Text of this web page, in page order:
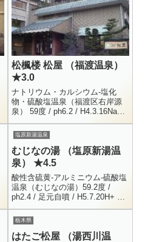
松楓楼 松屋 （福渡温泉）
★3.0
ナトリウム・カルシウム-塩化
物・硫酸塩温泉（福渡区右岸源
泉） 59度 / ph6.2 / H4.3.16Na+
= 272.6 / K+ = 19.8 / Ca++ =
65.7 ...
塩原新湯温泉
むじなの湯 （塩原新湯温
泉） ★4.5
酸性含硫黄-アルミニウム-硫酸塩
温泉（むじなの湯）59.2度 /
ph2.4 / 足元自噴 / H5.7.20H+ = 4
/ Na+ = 40.8 / K+ = 11.8 / C...
栃木県
はたご松屋 （湯西川温